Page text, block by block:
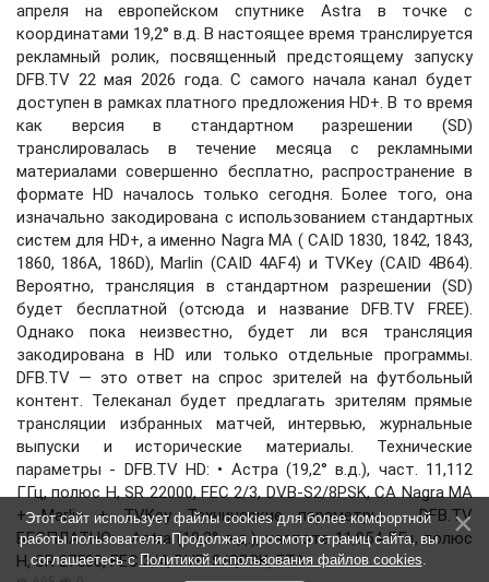
апреля на европейском спутнике Astra в точке с
координатами 19,2° в.д. В настоящее время транслируется
рекламный ролик, посвященный предстоящему запуску
DFB.TV 22 мая 2026 года. С самого начала канал будет
доступен в рамках платного предложения HD+. В то время
как версия в стандартном разрешении (SD)
транслировалась в течение месяца с рекламными
материалами совершенно бесплатно, распространение в
формате HD началось только сегодня. Более того, она
изначально закодирована с использованием стандартных
систем для HD+, а именно Nagra MA ( CAID 1830, 1842, 1843,
1860, 186A, 186D), Marlin (CAID 4AF4) и TVKey (CAID 4B64).
Вероятно, трансляция в стандартном разрешении (SD)
будет бесплатной (отсюда и название DFB.TV FREE).
Однако пока неизвестно, будет ли вся трансляция
закодирована в HD или только отдельные программы.
DFB.TV — это ответ на спрос зрителей на футбольный
контент. Телеканал будет предлагать зрителям прямые
трансляции избранных матчей, интервью, журнальные
выпуски и исторические материалы. Технические
параметры - DFB.TV HD: • Астра (19,2° в.д.), част. 11,112
ГГц, полюс H, SR 22000, FEC 2/3, DVB-S2/8PSK, CA Nagra MA
+ Marlin + TVKey Технические параметры - DFB.TV
БЕСПЛАТНО: • Astra (19,2° в.д.), частота 11,954 ГГц, полюс
H, SR 27500, FEC 3/4, DVB-S/QPSK, FTA
Этот сайт использует файлы cookies для более комфортной
работы пользователя. Продолжая просмотр страниц сайта, вы
соглашаетесь с Политикой использования файлов cookies.